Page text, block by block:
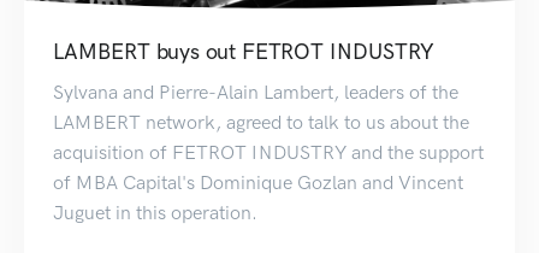
LAMBERT buys out FETROT INDUSTRY
Sylvana and Pierre-Alain Lambert, leaders of the
LAMBERT network, agreed to talk to us about the
acquisition of FETROT INDUSTRY and the support
of MBA Capital's Dominique Gozlan and Vincent
Juguet in this operation.